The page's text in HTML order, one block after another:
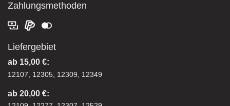
Zahlungsmethoden
Liefergebiet
ab 15,00 €:
12107, 12305, 12309, 12349
ab 20,00 €: